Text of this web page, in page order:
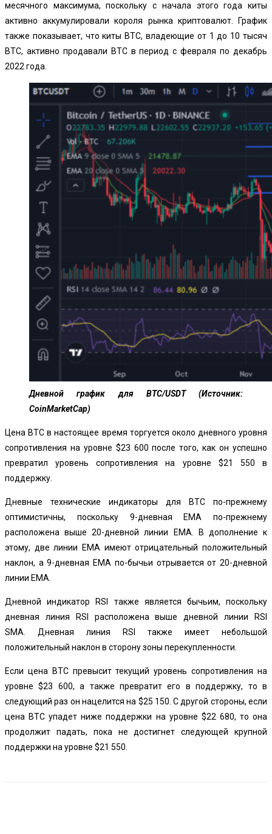
месячного максимума, поскольку с начала этого года киты
активно аккумулировали короля рынка криптовалют. График
также показывает, что киты BTC, владеющие от 1 до 10 тысяч
BTC, активно продавали BTC в период с февраля по декабрь
2022 года.
Дневной график для BTC/USDT (Источник:
CoinMarketCap)
Цена BTC в настоящее время торгуется около дневного уровня
сопротивления на уровне $23 600 после того, как он успешно
превратил уровень сопротивления на уровне $21 550 в
поддержку.
Дневные технические индикаторы для BTC по-прежнему
оптимистичны, поскольку 9-дневная EMA по-прежнему
расположена выше 20-дневной линии EMA. В дополнение к
этому, две линии EMA имеют отрицательный положительный
наклон, а 9-дневная EMA по-бычьи отрывается от 20-дневной
линии EMA.
Дневной индикатор RSI также является бычьим, поскольку
дневная линия RSI расположена выше дневной линии RSI
SMA. Дневная линия RSI также имеет небольшой
положительный наклон в сторону зоны перекупленности.
Если цена BTC превысит текущий уровень сопротивления на
уровне $23 600, а также превратит его в поддержку, то в
следующий раз он нацелится на $25 150. С другой стороны, если
цена BTC упадет ниже поддержки на уровне $22 680, то она
продолжит падать, пока не достигнет следующей крупной
поддержки на уровне $21 550.